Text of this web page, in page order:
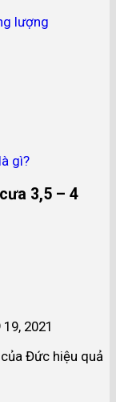
lượng
gì?
3,5 – 4
2021
Đức hiệu quả